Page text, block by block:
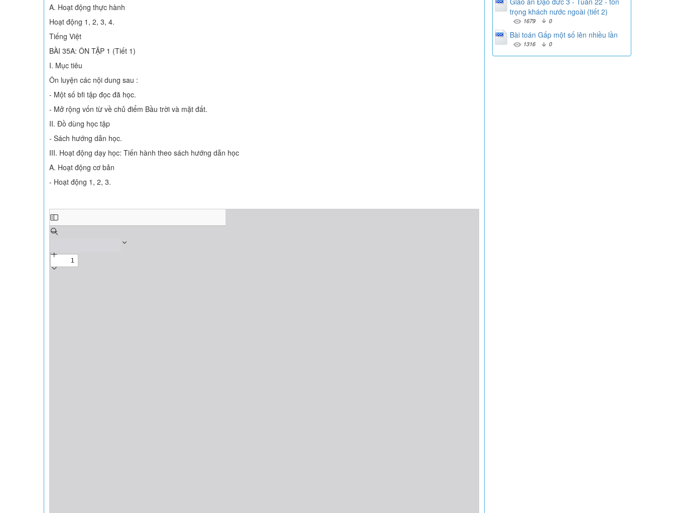
A. Hoạt động thực hành
Hoạt động 1, 2, 3, 4.
Tiếng Việt
BÀI 35A: ÔN TẬP 1 (Tiết 1)
I. Mục tiêu
Ôn luyện các nội dung sau :
- Một số bfi tập đọc đã học.
- Mở rộng vốn từ về chủ điểm Bầu trời và mặt đất.
II. Đồ dùng học tập
- Sách hướng dẫn học.
III. Hoạt động dạy học: Tiến hành theo sách hướng dẫn học
A. Hoạt động cơ bản
- Hoạt động 1, 2, 3.
trọng khách nước ngoài (tiết 2)
1679 0
Bài toán Gấp một số lên nhiều lần
1316 0